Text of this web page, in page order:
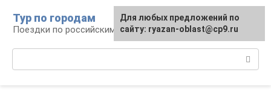
контенту
Тур по городам
Поездки по российским городам
Для любых предложений по
сайту: ryazan-oblast@cp9.ru